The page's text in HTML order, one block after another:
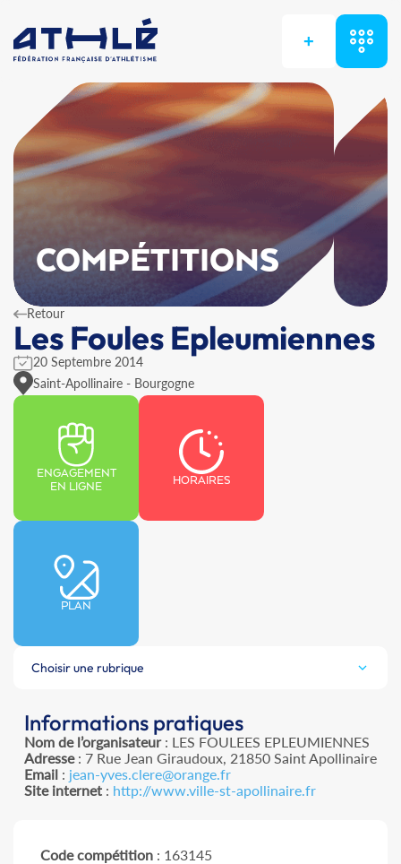
+
COMPÉTITIONS
Retour
Les Foules Epleumiennes
20 Septembre 2014
Saint-Apollinaire - Bourgogne
ENGAGEMENT
EN LIGNE
HORAIRES
PLAN
Choisir une rubrique
Informations pratiques
Nom de l’organisateur: LES FOULEES EPLEUMIENNES
Adresse: 7 Rue Jean Giraudoux, 21850 Saint Apollinaire
Email : jean-yves.clere@orange.fr
Site internet : http://www.ville-st-apollinaire.fr
Code compétition : 163145